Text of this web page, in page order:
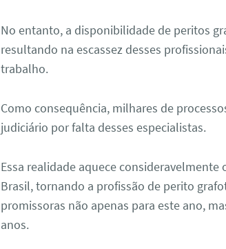
No entanto, a disponibilidade de peritos
resultando na escassez desses
trabalho.
Como consequência, milhares de
judiciário por falta desses especialistas.
Essa realidade aquece
Brasil, tornando a profissão de perito
promissoras não apenas para este ano,
anos.